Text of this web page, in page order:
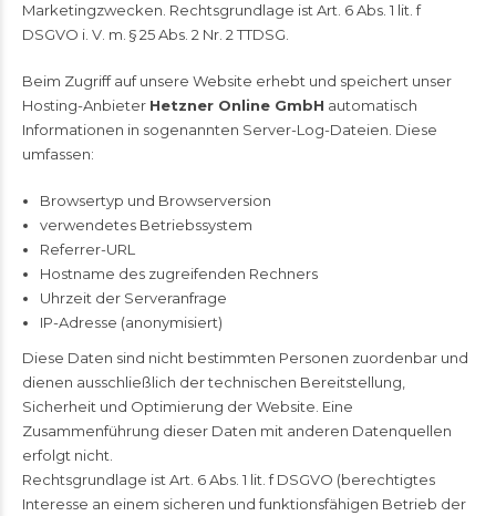
Marketingzwecken. Rechtsgrundlage ist Art. 6 Abs. 1 lit. f
DSGVO i. V. m. § 25 Abs. 2 Nr. 2 TTDSG.
Beim Zugriff auf unsere Website erhebt und speichert unser
Hosting-Anbieter Hetzner Online GmbH automatisch
Informationen in sogenannten Server-Log-Dateien. Diese
umfassen:
Browsertyp und Browserversion
verwendetes Betriebssystem
Referrer-URL
Hostname des zugreifenden Rechners
Uhrzeit der Serveranfrage
IP-Adresse (anonymisiert)
Diese Daten sind nicht bestimmten Personen zuordenbar und
dienen ausschließlich der technischen Bereitstellung,
Sicherheit und Optimierung der Website. Eine
Zusammenführung dieser Daten mit anderen Datenquellen
erfolgt nicht.
Rechtsgrundlage ist Art. 6 Abs. 1 lit. f DSGVO (berechtigtes
Interesse an einem sicheren und funktionsfähigen Betrieb der